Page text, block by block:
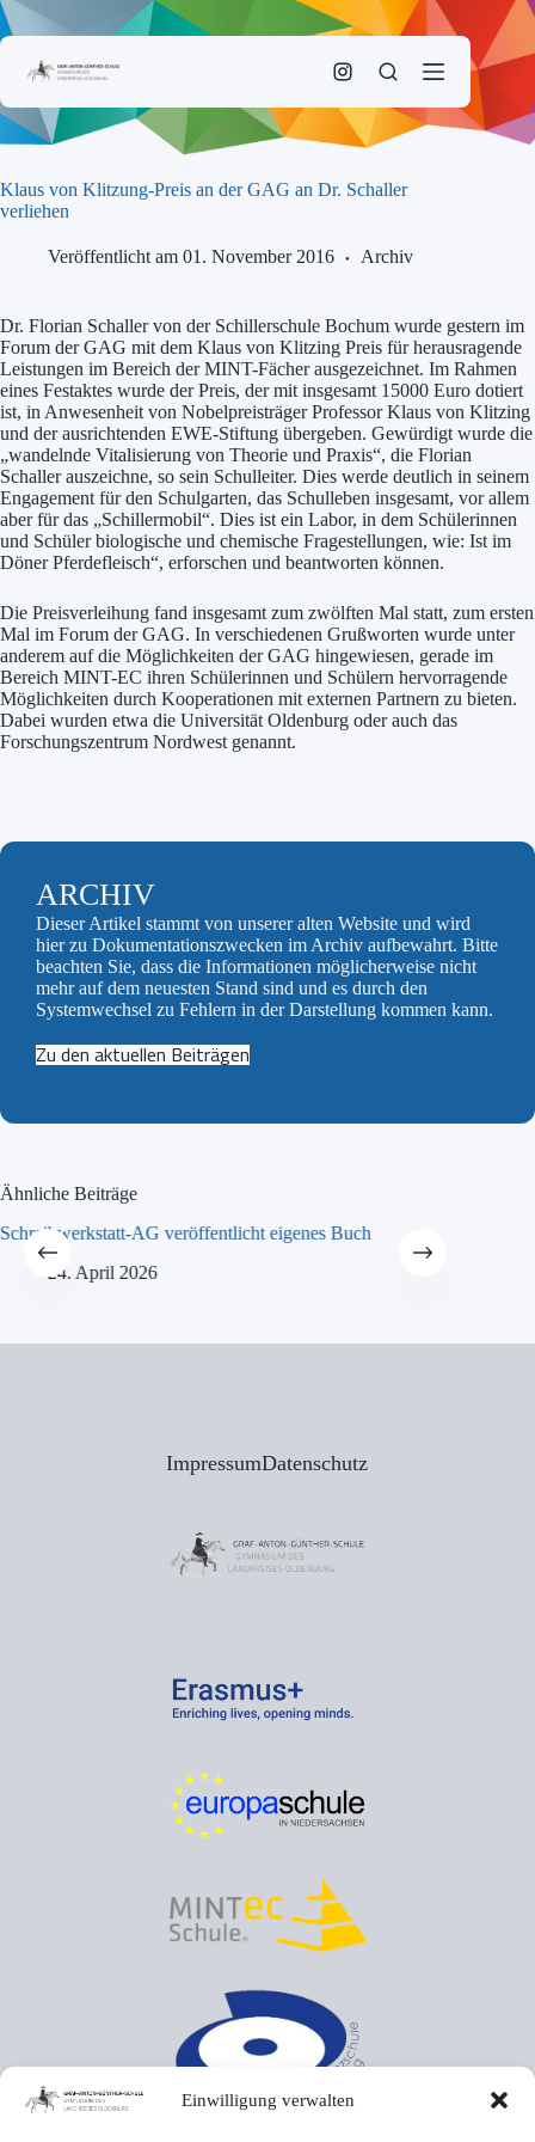
Einwilligung verwalten
Zum
Inhalt
Klaus von Klitzung-Preis an der GAG an Dr. Schaller
verliehen
Veröffentlicht am 01. November 2016 Archiv
Dr. Florian Schaller von der Schillerschule Bochum wurde gestern im
Forum der GAG mit dem Klaus von Klitzing Preis für herausragende
Leistungen im Bereich der MINT-Fächer ausgezeichnet. Im Rahmen
eines Festaktes wurde der Preis, der mit insgesamt 15000 Euro dotiert
ist, in Anwesenheit von Nobelpreisträger Professor Klaus von Klitzing
und der ausrichtenden EWE-Stiftung übergeben. Gewürdigt wurde die
„wandelnde Vitalisierung von Theorie und Praxis“, die Florian
Schaller auszeichne, so sein Schulleiter. Dies werde deutlich in seinem
Engagement für den Schulgarten, das Schulleben insgesamt, vor allem
aber für das „Schillermobil“. Dies ist ein Labor, in dem Schülerinnen
und Schüler biologische und chemische Fragestellungen, wie: Ist im
Döner Pferdefleisch“, erforschen und beantworten können.
Die Preisverleihung fand insgesamt zum zwölften Mal statt, zum ersten
Mal im Forum der GAG. In verschiedenen Grußworten wurde unter
anderem auf die Möglichkeiten der GAG hingewiesen, gerade im
Bereich MINT-EC ihren Schülerinnen und Schülern hervorragende
Möglichkeiten durch Kooperationen mit externen Partnern zu bieten.
Dabei wurden etwa die Universität Oldenburg oder auch das
Forschungszentrum Nordwest genannt.
ARCHIV
Dieser Artikel stammt von unserer alten Website und wird
hier zu Dokumentationszwecken im Archiv aufbewahrt. Bitte
beachten Sie, dass die Informationen möglicherweise nicht
mehr auf dem neuesten Stand sind und es durch den
Systemwechsel zu Fehlern in der Darstellung kommen kann.
Zu den aktuellen Beiträgen
Ähnliche Beiträge
Schreibwerkstatt-AG veröffentlicht eigenes Buch
24. April 2026
ImpressumDatenschutz